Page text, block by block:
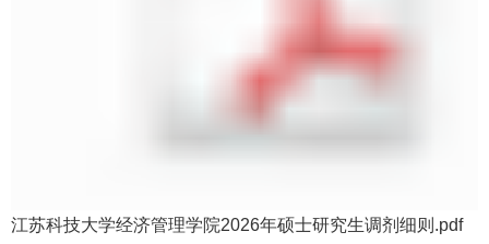
江苏科技大学经济管理学院2026年硕士研究生调剂细则.pdf